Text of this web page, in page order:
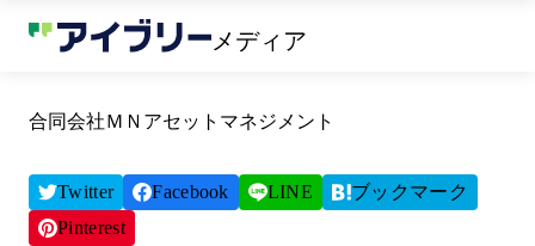
メディア
合同会社ＭＮアセットマネジメント
Twitter Facebook LINE
ブックマーク
Pinterest